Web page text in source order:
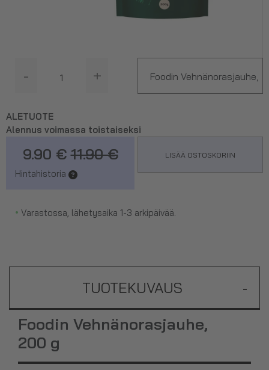
- + Foodin Vehnänorasjauhe,
ALETUOTE
Alennus voimassa toistaiseksi
9.90 € 11.90 €
Hintahistoria
LISÄÄ OSTOSKORIIN
• Varastossa, lähetysaika 1-3 arkipäivää.
TUOTEKUVAUS -
Foodin Vehnänorasjauhe,
200 g